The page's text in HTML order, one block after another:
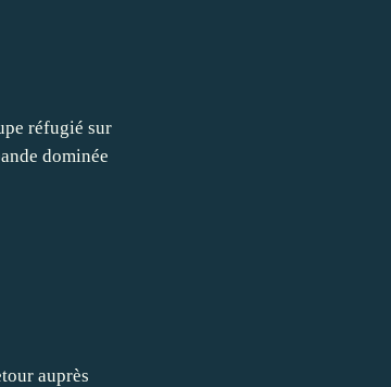
réfugié sur
dominée
auprès